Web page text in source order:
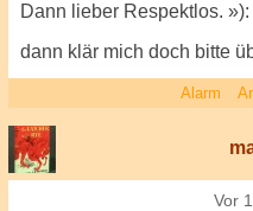
Dann lieber Respektlos. »):
dann klär mich doch bitte
Alarm
Vor